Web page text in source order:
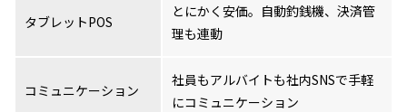
タブレットPOS
とにかく安価。自動釣銭機、決済管
理も連動
コミュニケーション
社員もアルバイトも社内SNSで手軽
にコミュニケーション